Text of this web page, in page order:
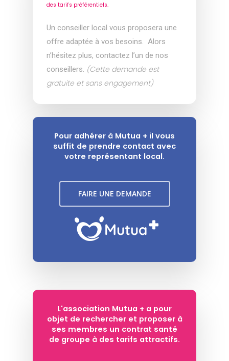
des tarifs préférentiels.
Un conseiller local vous proposera une
offre adaptée à vos besoins. Alors
n’hésitez plus, contactez l’un de nos
conseillers. (Cette demande est
gratuite et sans engagement)
Pour adhérer à Mutua + il vous
suffit de prendre contact avec
votre représentant local.
FAIRE UNE DEMANDE
L'association Mutua + a pour
objet de rechercher et proposer à
ses membres un contrat santé
de groupe à des tarifs attractifs.